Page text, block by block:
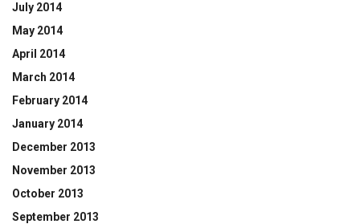
July 2014
May 2014
April 2014
March 2014
February 2014
January 2014
December 2013
November 2013
October 2013
September 2013